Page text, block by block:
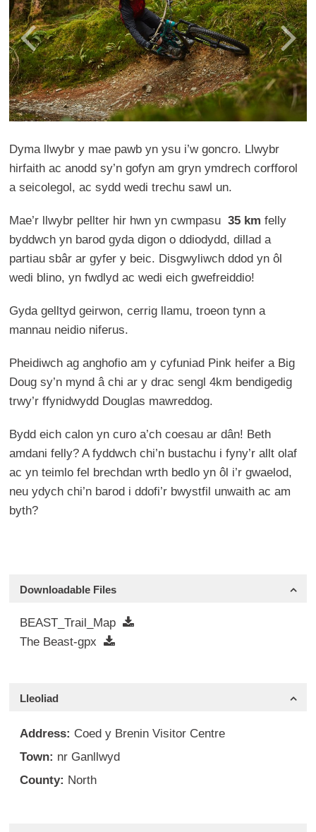
Dyma llwybr y mae pawb yn ysu i’w goncro. Llwybr
hirfaith ac anodd sy’n gofyn am gryn ymdrech corfforol
a seicolegol, ac sydd wedi trechu sawl un.
Mae’r llwybr pellter hir hwn yn cwmpasu 35 km felly
byddwch yn barod gyda digon o ddiodydd, dillad a
partiau sbâr ar gyfer y beic. Disgwyliwch ddod yn ôl
wedi blino, yn fwdlyd ac wedi eich gwefreiddio!
Gyda gelltyd geirwon, cerrig llamu, troeon tynn a
mannau neidio niferus.
Pheidiwch ag anghofio am y cyfuniad Pink heifer a Big
Doug sy’n mynd â chi ar y drac sengl 4km bendigedig
trwy’r ffynidwydd Douglas mawreddog.
Bydd eich calon yn curo a’ch coesau ar dân! Beth
amdani felly? A fyddwch chi’n bustachu i fyny’r allt olaf
ac yn teimlo fel brechdan wrth bedlo yn ôl i’r gwaelod,
neu ydych chi’n barod i ddofi’r bwystfil unwaith ac am
byth?
Downloadable Files
BEAST_Trail_Map
The Beast-gpx
Lleoliad
Address: Coed y Brenin Visitor Centre
Town: nr Ganllwyd
County: North